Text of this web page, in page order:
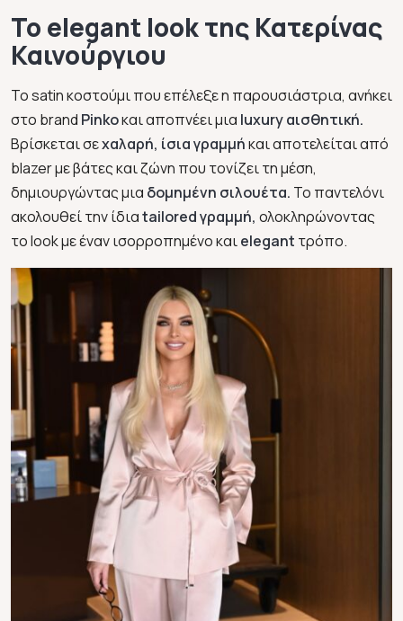
Το elegant look της Κατερίνας
Καινούργιου
Το satin κοστούμι που επέλεξε η παρουσιάστρια, ανήκει
στο brand Pinkoκαι αποπνέει μια luxury αισθητική.
Βρίσκεται σεχαλαρή, ίσια γραμμήκαι αποτελείται από
blazer με βάτες και ζώνη που τονίζει τη μέση,
δημιουργώντας μια δομημένη σιλουέτα. Το παντελόνι
ακολουθεί την ίδιαtailored γραμμή, ολοκληρώνοντας
το look με έναν ισορροπημένο καιelegant τρόπο.